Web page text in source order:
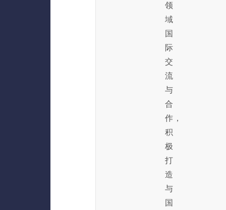
领
域
国
际
交
流
与
合
作，
积
极
打
造
与
国